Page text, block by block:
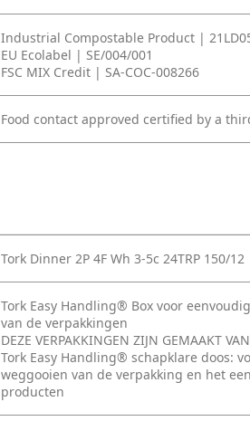
Industrial Compostable Product |
EU Ecolabel | SE/004/001
FSC MIX Credit | SA-COC-008266
Food contact approved certified by a
Tork Dinner 2P 4F Wh 3-5c 24TRP 150/12
Tork Easy Handling® Box voor
van de verpakkingen
DEZE VERPAKKINGEN ZIJN GEMAAKT
Tork Easy Handling® schapklare doos:
weggooien van de verpakking en het
producten